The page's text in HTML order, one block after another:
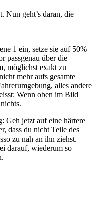
Nun geht’s daran, die
1 ein, setze sie auf 50%
passgenau über die
möglichst exakt zu
mehr aufs gesamte
alles andere
Wenn oben im Bild
Geh jetzt auf eine härtere
dass du nicht Teile des
zu nah an ihn ziehst.
darauf, wiederum so